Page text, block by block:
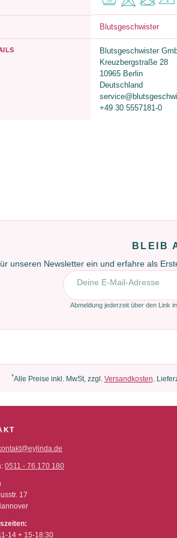
Blutsgeschwister
Blutsgeschwister
Kreuzbergstraße 28
10965 Berlin
Deutschland
+49 30 5557181-0
BLEIB
unseren Newsletter ein und erfahre als
E-Mail-Adresse
Abmeldung jederzeit über den Link
*Alle Preise inkl. MwSt, zzgl. Versandkosten.
0511 - 76 170 180
17
14 + 15-18:30